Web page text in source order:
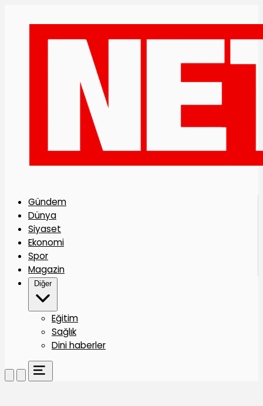
Gündem
Dünya
Siyaset
Ekonomi
Spor
Magazin
Diğer
Eğitim
Sağlık
Dini haberler